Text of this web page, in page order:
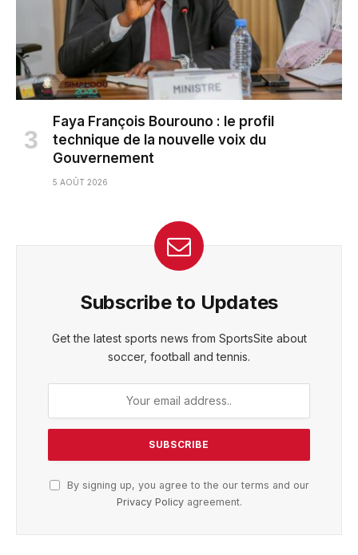
Faya François Bourouno : le profil
technique de la nouvelle voix du
Gouvernement
5 AOÛT 2026
Subscribe to Updates
Get the latest sports news from SportsSite about
soccer, football and tennis.
By signing up, you agree to the our terms and our
Privacy Policyagreement.